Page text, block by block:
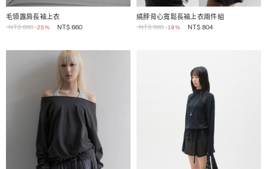
毛領露肩長袖上衣
NT$ 880-25% NT$ 660
繞脖背心寬鬆長袖上衣兩件組
NT$ 980-18% NT$ 804